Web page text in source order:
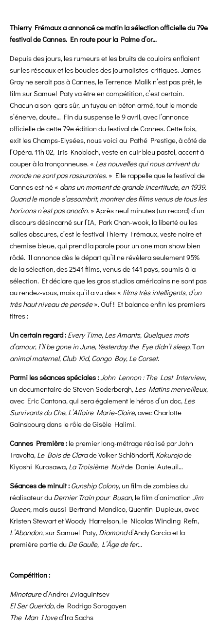
Thierry Frémaux a annoncé ce matin la sélection officielle du 79e
festival de Cannes. En route pour la Palme d’or…
Depuis des jours, les rumeurs et les bruits de couloirs enflaient
sur les réseaux et les boucles des journalistes-critiques. James
Gray ne serait pas à Cannes, le Terrence Malik n’est pas prêt, le
film sur Samuel Paty va être en compétition, c’est certain.
Chacun a son gars sûr, un tuyau en béton armé, tout le monde
s’énerve, doute… Fin du suspense le 9 avril, avec l’annonce
officielle de cette 79e édition du festival de Cannes. Cette fois,
exit les Champs-Elysées, nous voici au Pathé Prestige, à côté de
l’Opéra. 11h 02, Iris Knobloch, veste en cuir bleu pastel, accent à
couper à la tronçonneuse. « Les nouvelles qui nous arrivent du
monde ne sont pas rassurantes. » Elle rappelle que le festival de
Cannes est né « dans un moment de grande incertitude, en 1939.
Quand le monde s’assombrit, montrer des films venus de tous les
horizons n’est pas anodin. » Après neuf minutes (un record) d’un
discours désincarné sur l’IA, Park Chan-wook, la liberté ou les
salles obscures, c’est le festival Thierry Frémaux, veste noire et
chemise bleue, qui prend la parole pour un one man show bien
rôdé. Il annonce dès le départ qu’il ne révèlera seulement 95%
de la sélection, des 2541 films, venus de 141 pays, soumis à la
sélection. Et déclare que les gros studios américains ne sont pas
au rendez-vous, mais qu’il a vu des « films très intelligents, d’un
très haut niveau de pensée». Ouf ! Et balance enfin les premiers
titres :
Un certain regard : Every Time, Les Amants, Quelques mots
d’amour, I’ll be gone in June, Yesterday the Eye didn’t sleep, Ton
animal maternel, Club Kid, Congo Boy, Le Corset.
Parmi les séances spéciales :John Lennon : The Last Interview,
un documentaire de Steven Soderbergh, Les Matins merveilleux,
avec Eric Cantona, qui sera également le héros d’un doc, Les
Survivants du Che, L’Affaire Marie-Claire, avec Charlotte
Gainsbourg dans le rôle de Gisèle Halimi.
Cannes Première : le premier long-métrage réalisé par John
Travolta, Le Bois de Clarade Volker Schlöndorff, Kokurojode
Kiyoshi Kurosawa, La Troisième Nuitde Daniel Auteuil…
Séances de minuit : Gunship Colony, un film de zombies du
réalisateur du Dernier Train pour Busan, le film d’animation Jim
Queen, mais aussi Bertrand Mandico, Quentin Dupieux, avec
Kristen Stewart et Woody Harrelson, le Nicolas Winding Refn,
L’Abandon, sur Samuel Paty, Diamondd’Andy Garcia et la
première partie du De Gaulle, L’Âge de fer…
Compétition :
Minotaured’Andreï Zviaguintsev
El Ser Querido, de Rodrigo Sorogoyen
The Man I loved’Ira Sachs